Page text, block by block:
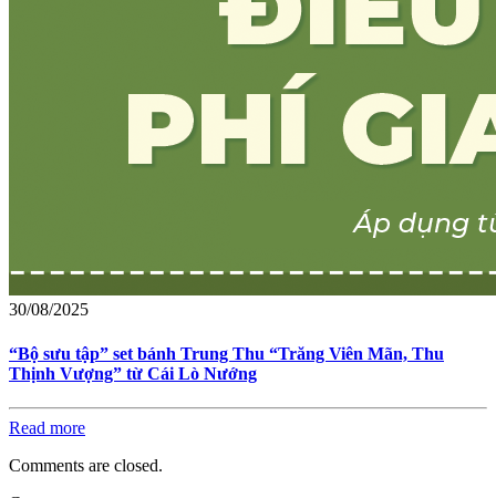
30/08/2025
“Bộ sưu tập” set bánh Trung Thu “Trăng Viên Mãn, Thu
Thịnh Vượng” từ Cái Lò Nướng
Read more
Comments are closed.